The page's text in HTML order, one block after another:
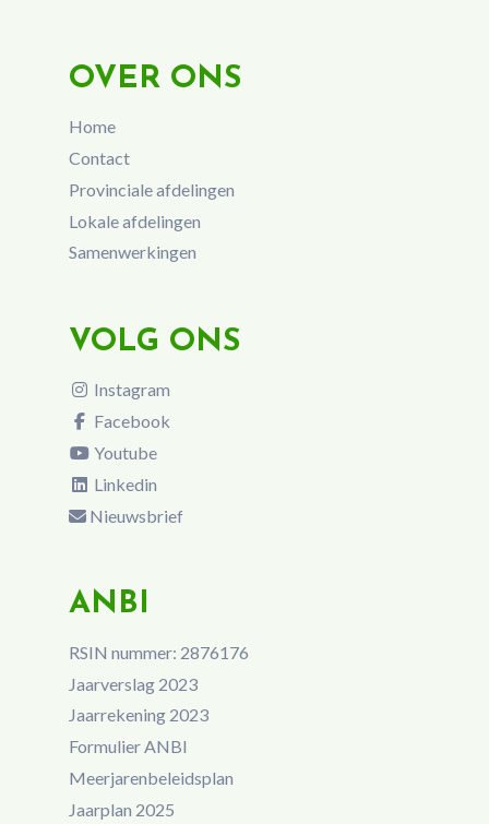
OVER ONS
Home
Contact
Provinciale afdelingen
Lokale afdelingen
Samenwerkingen
VOLG ONS
Instagram
Facebook
Youtube
Linkedin
Nieuwsbrief
ANBI
RSIN nummer: 2876176
Jaarverslag 2023
Jaarrekening 2023
Formulier ANBI
Meerjarenbeleidsplan
Jaarplan 2025